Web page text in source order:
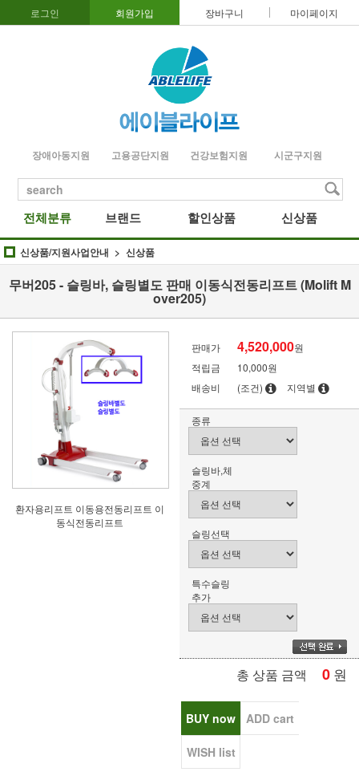
로그인 회원가입 장바구니 마이페이지
장애아동지원 고용공단지원 건강보험지원 시군구지원
search
전체분류 브랜드 할인상품 신상품
신상품/지원사업안내 신상품
무버205 - 슬링바, 슬링별도 판매 이동식전동리프트 (Molift M
over205)
환자용리프트 이동용전동리프트 이
동식전동리프트
판매가 4,520,000원
적립금
10,000원
배송비
(조건) 지역별
종류
슬링바,체
중계
슬링선택
특수슬링
추가
총 상품 금액 0 원
BUY now ADD cart
WISH list